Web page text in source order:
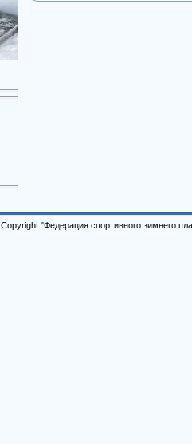
Copyright "Федерация спортивного зимнего